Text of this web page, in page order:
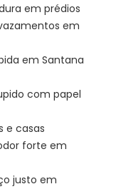
em prédios
em
em Santana
com papel
e casas
forte em
justo em